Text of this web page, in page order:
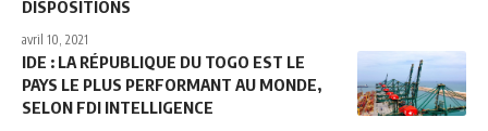
DISPOSITIONS
avril 10, 2021
IDE : LA RÉPUBLIQUE DU TOGO EST LE
PAYS LE PLUS PERFORMANT AU MONDE,
SELON FDI INTELLIGENCE